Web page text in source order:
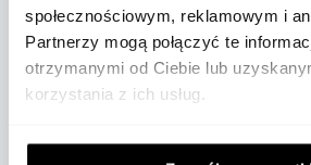
społecznościowym, reklamowym i
Partnerzy mogą połączyć te
otrzymanymi od Ciebie lub
korzystania z ich usług.
COUMARIN, LIMONENE,
SALICYLATE, BENZYL
CITRONELLOL, METHYL 2-
ALPHA-ISOMETHYL IONONE,